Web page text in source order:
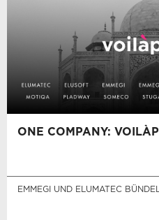
ONE COMPANY:
EMMEGI UND ELUMATEC